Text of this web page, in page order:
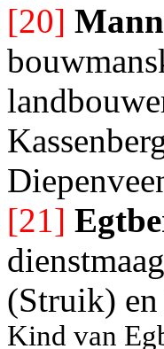
[20]
[21]
(Struik)
Kind van